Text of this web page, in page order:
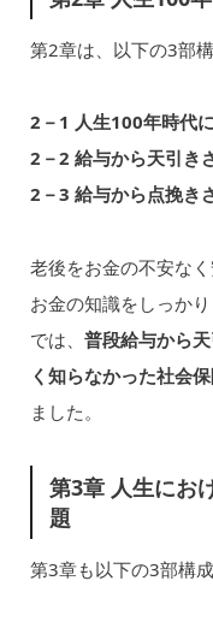
第2章は、以下の3部
2－1 人生100年時代
2－2 給与から天引き
2－3 給与から点挽き
老後をお金の不安な
お金の知識をしっか
では、 普段給与から
く知らなかった社会
ました。
第3章 人生にお
題
第3章も以下の3部構